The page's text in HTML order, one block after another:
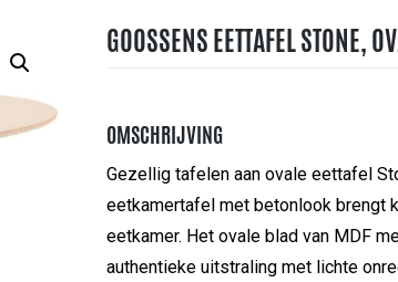
GOOSSENS EETTAFEL STONE,
OMSCHRIJVING
Gezellig tafelen aan ovale eettafel
eetkamertafel met betonlook brengt
eetkamer. Het ovale blad van MDF
authentieke uitstraling met lichte